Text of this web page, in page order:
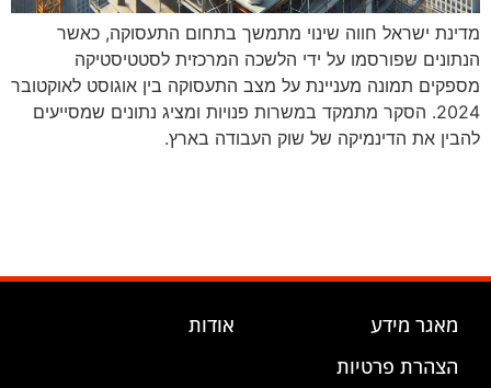
מדינת ישראל חווה שינוי מתמשך בתחום התעסוקה, כאשר
הנתונים שפורסמו על ידי הלשכה המרכזית לסטטיסטיקה
מספקים תמונה מעניינת על מצב התעסוקה בין אוגוסט לאוקטובר
2024. הסקר מתמקד במשרות פנויות ומציג נתונים שמסייעים
להבין את הדינמיקה של שוק העבודה בארץ.
מאגר מידע
הצהרת פרטיות
אודות